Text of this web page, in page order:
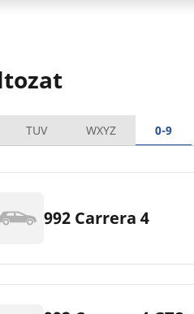
TUV WXYZ 0-9
992 Carrera 4